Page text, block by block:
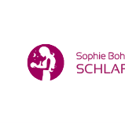
springen